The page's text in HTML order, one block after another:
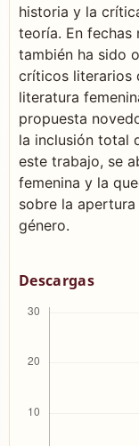
historia y la
teoría. En fechas
también ha sido
críticos literarios
literatura
propuesta
la inclusión total
este trabajo, se
femenina y la
sobre la
género.
Descargas